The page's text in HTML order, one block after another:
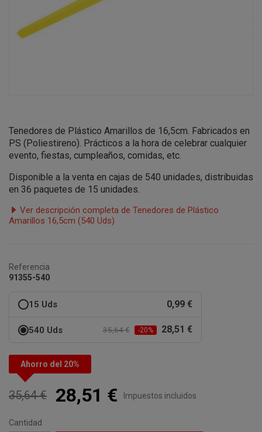
Tenedores de Plástico Amarillos de 16,5cm. Fabricados en
PS (Poliestireno). Prácticos a la hora de celebrar cualquier
evento, fiestas, cumpleaños, comidas, etc.
Disponible a la venta en cajas de 540 unidades, distribuidas
en 36 paquetes de 15 unidades.
Ver descripción completa de Tenedores de Plástico
Amarillos 16,5cm (540 Uds)
Referencia
91355-540
15 Uds 0,99 €
540 Uds 35,64 € -20% 28,51 €
Ahorro del 20%
35,64 € 28,51 € Impuestos incluidos
Cantidad